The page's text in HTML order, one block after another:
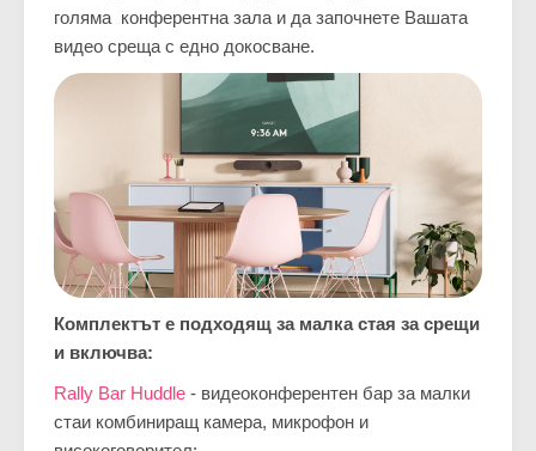
голяма конферентна зала и да започнете Вашата
видео среща с едно докосване.
Комплектът е подходящ за малка стая за срещи
и включва:
Rally Bar Huddle - видеоконферентен бар за малки
стаи комбиниращ камера, микрофон и